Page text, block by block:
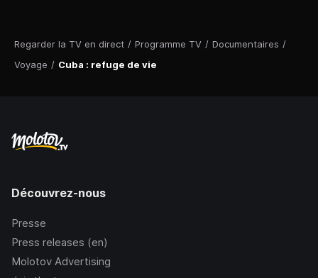
Regarder la TV en direct / Programme TV / Documentaires /
Voyage / Cuba : refuge de vie
Découvrez-nous
Presse
Press releases (en)
Molotov Advertising